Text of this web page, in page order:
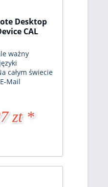
Desktop
CAL
ważny
całym świecie
E-Mail
zt *